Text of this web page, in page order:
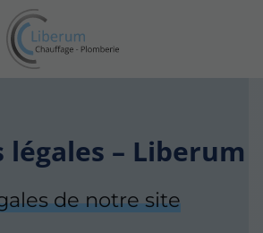
– Liberum
de notre site